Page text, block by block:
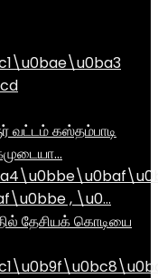
கஸ்தம்பாடி
, \u0…
தேசியக் கொடியை